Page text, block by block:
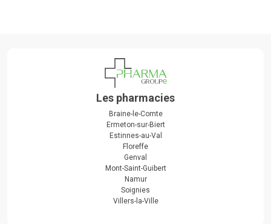
Les pharmacies
Braine-le-Comte
Ermeton-sur-Biert
Estinnes-au-Val
Floreffe
Genval
Mont-Saint-Guibert
Namur
Soignies
Villers-la-Ville